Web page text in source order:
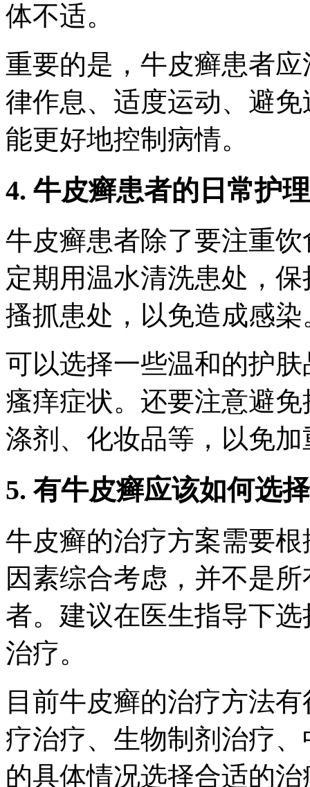
体不适。
重要的是，牛皮癣患者
律作息、适度运动、避
能更好地控制病情。
4. 牛皮癣患者的日常护理
牛皮癣患者除了要注重
定期用温水清洗患处，
搔抓患处，以免造成感染
可以选择一些温和的护
瘙痒症状。还要注意避
涤剂、化妆品等，以免
5. 有牛皮癣应该如何选
牛皮癣的治疗方案需要
因素综合考虑，并不是
者。建议在医生指导下
治疗。
目前牛皮癣的治疗方法
疗治疗、生物制剂治疗
的具体情况选择合适的